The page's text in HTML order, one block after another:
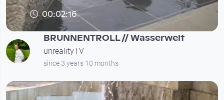
00:02:16
BRUNNENTROLL // Wasserwelt
unrealityTV
since 3 years 10 months